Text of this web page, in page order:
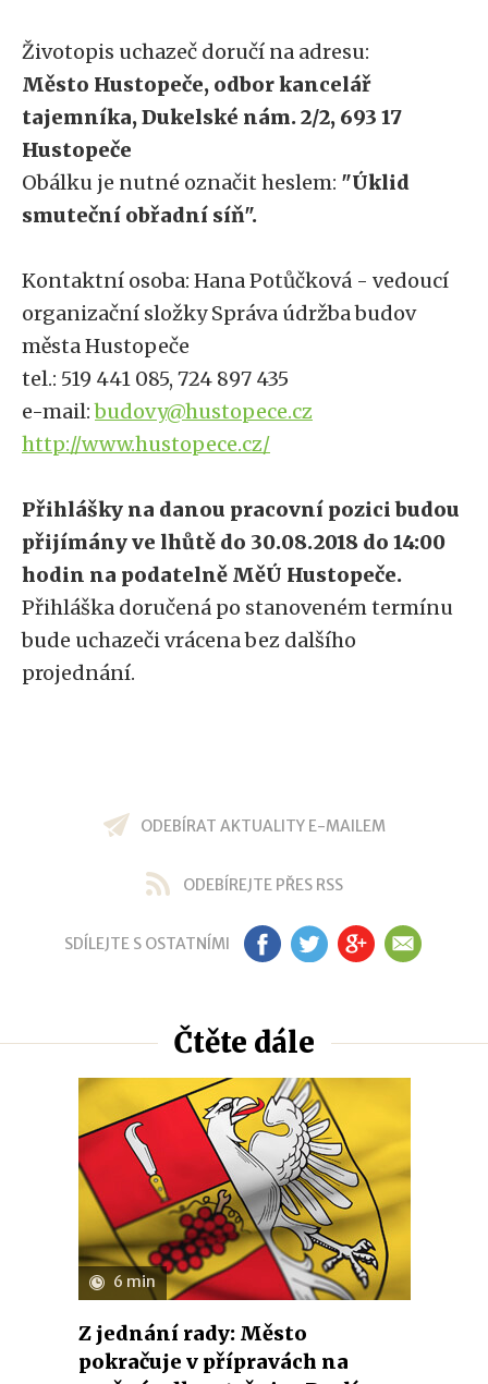
Životopis uchazeč doručí na adresu:
Město Hustopeče, odbor kancelář
tajemníka, Dukelské nám. 2/2, 693 17
Hustopeče
Obálku je nutné označit heslem: "Úklid
smuteční obřadní síň".
Kontaktní osoba: Hana Potůčková - vedoucí
organizační složky Správa údržba budov
města Hustopeče
tel.: 519 441 085, 724 897 435
e-mail:budovy@hustopece.cz
http://www.hustopece.cz/
Přihlášky na danou pracovní pozici budou
přijímány ve lhůtě do 30.08.2018 do 14:00
hodin na podatelně MěÚ Hustopeče.
Přihláška doručená po stanoveném termínu
bude uchazeči vrácena bez dalšího
projednání.
ODEBÍRAT AKTUALITY E-MAILEM
ODEBÍREJTE PŘES RSS
SDÍLEJTE S OSTATNÍMI FB TW GP EM
Čtěte dále
6 min
Z jednání rady: Město
pokračuje v přípravách na